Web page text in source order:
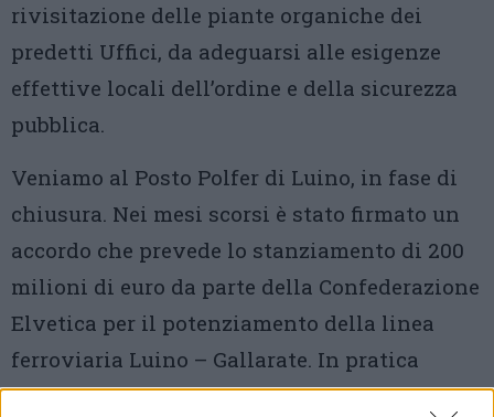
rivisitazione delle piante organiche dei
predetti Uffici, da adeguarsi alle esigenze
effettive locali dell’ordine e della sicurezza
pubblica.
Veniamo al Posto Polfer di Luino, in fase di
chiusura. Nei mesi scorsi è stato firmato un
accordo che prevede lo stanziamento di 200
milioni di euro da parte della Confederazione
Elvetica per il potenziamento della linea
ferroviaria Luino – Gallarate. In pratica
partirà il progetto dell’Alptransit, il corridoio